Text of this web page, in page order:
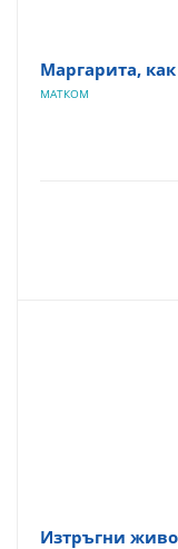
Маргарита,
МАТКОМ
Изтръгни